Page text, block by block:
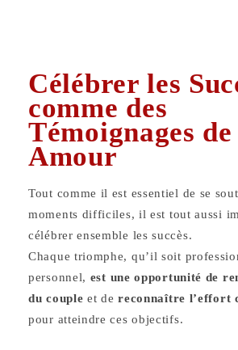
Célébrer les
comme des
Témoignages
Amour
Tout comme il est essentiel de se
moments difficiles, il est tout aussi
célébrer ensemble les succès.
Chaque triomphe, qu’il soit
personnel, est une opportunité de
du couple et dereconnaître l’effort
pour atteindre ces objectifs.